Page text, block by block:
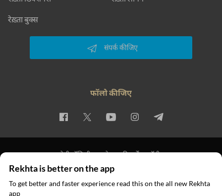
रेख़्ता बुक्स
संपर्क कीजिए
फॉलो कीजिए
प्राइवेसी पॉलिसी इस्तेमाल की शर्तें कॉपीराइट
© 2026 Rekhta™ Foundation. All rights reserved.
Rekhta is better on the app
To get better and faster experience read this on the all new Rekhta
app